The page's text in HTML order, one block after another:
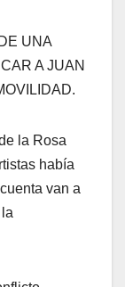
UNA
A JUAN
la Rosa
había
van a